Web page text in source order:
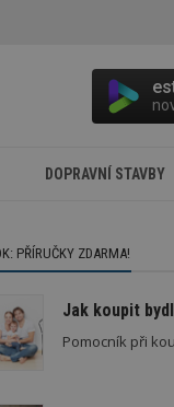
DOPRAVNÍ STAVBY
PŘÍRUČKY ZDARMA!
Jak koupit
Pomocník při